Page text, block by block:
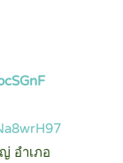
อำเภอ